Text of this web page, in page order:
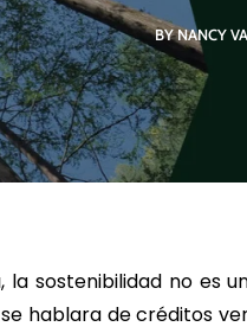
BY NANCY
la sostenibilidad no es
hablara de créditos